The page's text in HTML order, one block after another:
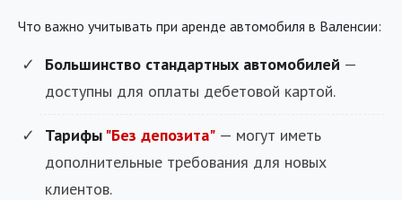
Что важно учитывать при аренде автомобиля в Валенсии:
Большинство стандартных автомобилей —
доступны для оплаты дебетовой картой.
Тарифы "Без депозита" — могут иметь
дополнительные требования для новых
клиентов.